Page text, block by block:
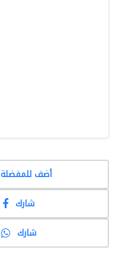
أضف للمفضلة
شارك
شارك